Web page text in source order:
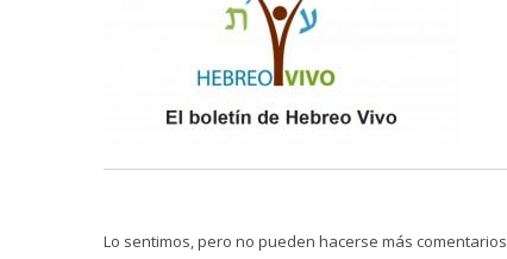
Lo sentimos, pero no pueden hacerse más comentarios